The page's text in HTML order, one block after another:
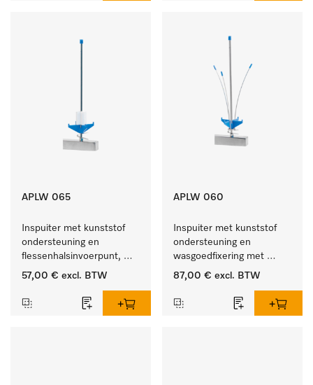
APLW 065
Inspuiter met kunststof
ondersteuning en
flessenhalsinvoerpunt,
ster, Ø 6, lengte 275 mm.
57,00 € excl. BTW
APLW 060
Inspuiter met kunststof
ondersteuning en
wasgoedfixering met
vergr., Ø 6, lengte
87,00 € excl. BTW